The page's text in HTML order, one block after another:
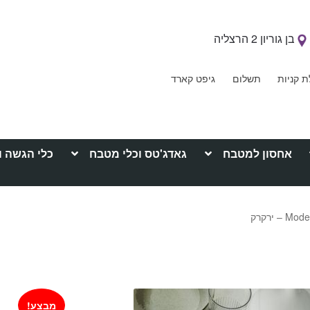
בן גוריון 2 הרצליה
קניות תשלום גיפט קארד
אחסון למטבח גאדג'טס וכלי מטבח כלי הגשה
מבצע!